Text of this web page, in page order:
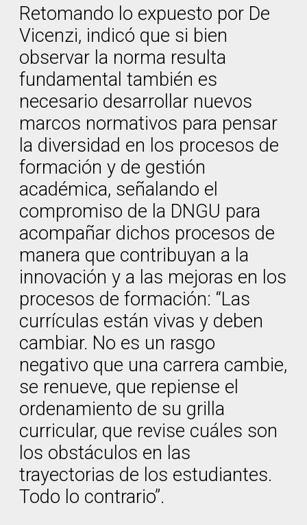
Retomando lo expuesto por De
Vicenzi, indicó que si bien
observar la norma resulta
fundamental también es
necesario desarrollar nuevos
marcos normativos para pensar
la diversidad en los procesos de
formación y de gestión
académica, señalando el
compromiso de la DNGU para
acompañar dichos procesos de
manera que contribuyan a la
innovación y a las mejoras en los
procesos de formación: “Las
currículas están vivas y deben
cambiar. No es un rasgo
negativo que una carrera cambie,
se renueve, que repiense el
ordenamiento de su grilla
curricular, que revise cuáles son
los obstáculos en las
trayectorias de los estudiantes.
Todo lo contrario”.